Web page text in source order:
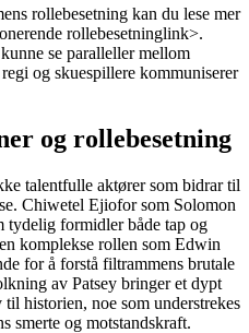
rollebesetning kan du lese mer
rollebesetninglink>.
se paralleller mellom
og skuespillere kommuniserer
og rollebesetning
talentfulle aktører som bidrar til
Chiwetel Ejiofor som Solomon
tydelig formidler både tap og
komplekse rollen som Edwin
for å forstå filtrammens brutale
av Patsey bringer et dypt
historien, noe som understrekes
smerte og motstandskraft.